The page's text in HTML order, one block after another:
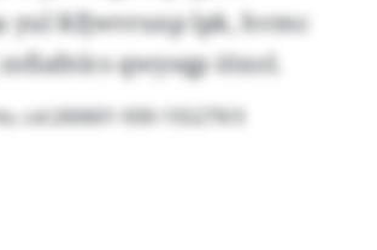
yul Kfjwvruxp lpk, hvmc
qwysqp iöxol.
cxl:260601-930-155279/3